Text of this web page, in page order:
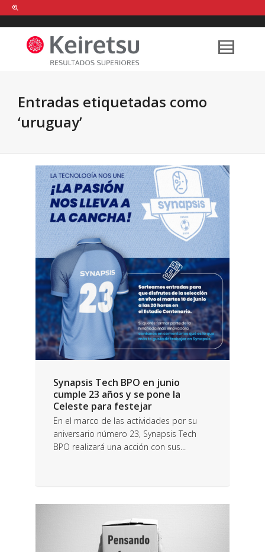
Help me Dante! I'm looking for new
shirts in a size medium
that cost
between £ . Show me all the
Entradas etiquetadas como
‘uruguay’
Synapsis Tech BPO en junio
cumple 23 años y se pone la
Celeste para festejar
En el marco de las actividades por su
aniversario número 23, Synapsis Tech
BPO realizará una acción con sus...